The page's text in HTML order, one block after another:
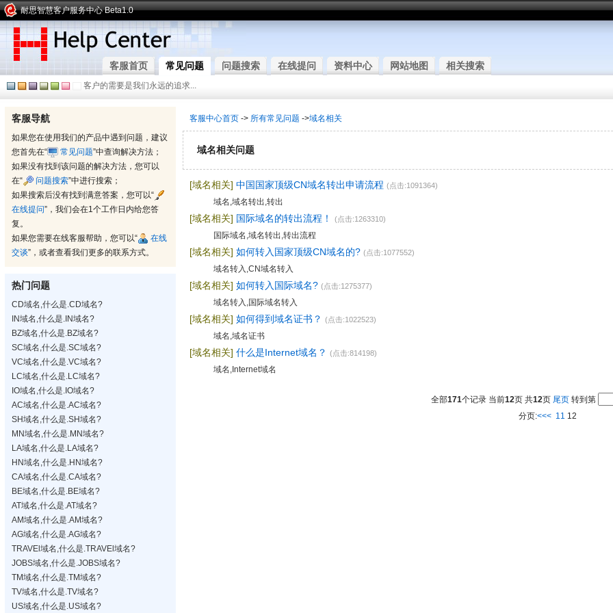
耐思智慧客户服务中心 Beta1.0
客服首页 常见问题 问题搜索 在线提问 资料中心 网站地图 相关搜索
客户的需要是我们永远的追求...
客服导航
如果您在使用我们的产品中遇到问题，建议
您首先在“
常见问题”中查询解决方法；
如果没有找到该问题的解决方法，您可以
在“
问题搜索”中进行搜索；
如果搜索后没有找到满意答案，您可以“
在线提问”，我们会在1个工作日内给您答
复。
如果您需要在线客服帮助，您可以“
在线
交谈”，或者查看我们更多的联系方式。
热门问题
CD域名,什么是.CD域名?
IN域名,什么是.IN域名?
BZ域名,什么是.BZ域名?
SC域名,什么是.SC域名?
VC域名,什么是.VC域名?
LC域名,什么是.LC域名?
IO域名,什么是.IO域名?
AC域名,什么是.AC域名?
SH域名,什么是.SH域名?
MN域名,什么是.MN域名?
LA域名,什么是.LA域名?
HN域名,什么是.HN域名?
CA域名,什么是.CA域名?
BE域名,什么是.BE域名?
AT域名,什么是.AT域名?
AM域名,什么是.AM域名?
AG域名,什么是.AG域名?
TRAVEl域名,什么是.TRAVEl域名?
JOBS域名,什么是.JOBS域名?
TM域名,什么是.TM域名?
TV域名,什么是.TV域名?
US域名,什么是.US域名?
客服中心首页 -> 所有常见问题 ->域名相关
域名相关问题
[域名相关] 中国国家顶级CN域名转出申请流程 (点击:1091364)
域名,域名转出,转出
[域名相关] 国际域名的转出流程！ (点击:1263310)
国际域名,域名转出,转出流程
[域名相关] 如何转入国家顶级CN域名的? (点击:1077552)
域名转入,CN域名转入
[域名相关] 如何转入国际域名? (点击:1275377)
域名转入,国际域名转入
[域名相关] 如何得到域名证书？ (点击:1022523)
域名,域名证书
[域名相关] 什么是Internet域名？ (点击:814198)
域名,Internet域名
全部171个记录 当前12页 共12页 尾页转到第
分页:<<< 11 12